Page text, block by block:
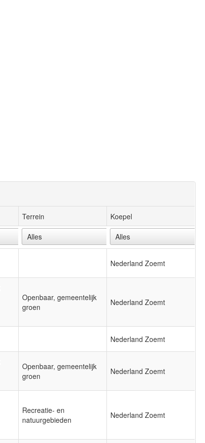
Terrein Koepel
Nederland Zoemt
Openbaar, gemeentelijk
groen
Nederland Zoemt
Nederland Zoemt
Openbaar, gemeentelijk
groen
Nederland Zoemt
Recreatie- en
natuurgebieden
Nederland Zoemt